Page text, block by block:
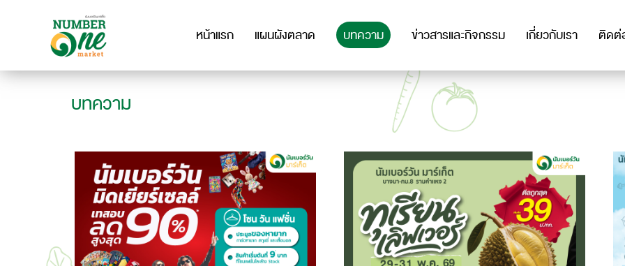
หน้าแรก แผนผังตลาด บทความ ข่าวสารและกิจกรรม เกี่ยวกับเรา ติดต่
บทความ